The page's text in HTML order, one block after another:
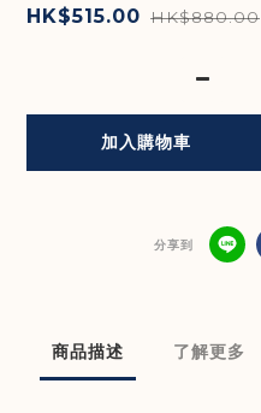
HK$515.00 HK$880.00
加入購物車
分享到
商品描述 了解更多